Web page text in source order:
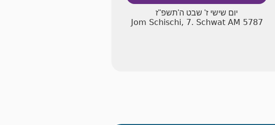
יום שישי ז' שבט ה'תשפ"ז
Jom Schischi, 7. Schwat AM 5787